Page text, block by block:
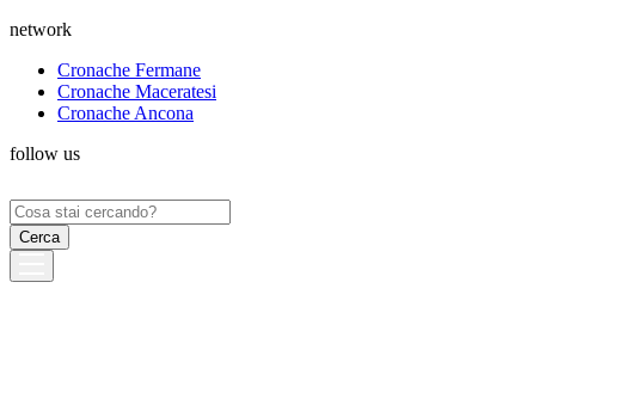
network
Cronache Fermane
Cronache Maceratesi
Cronache Ancona
follow us
Ricerca
per: